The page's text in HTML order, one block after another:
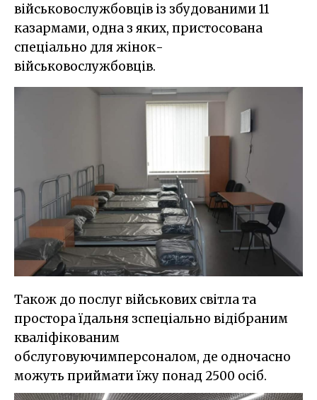
військовослужбовців із збудованими 11
казармами, одна з яких, пристосована
спеціально для жінок-
військовослужбовців.
Також до послуг військових світла та
простора їдальня зспеціально відібраним
кваліфікованим
обслуговуючимперсоналом, де одночасно
можуть приймати їжу понад 2500 осіб.